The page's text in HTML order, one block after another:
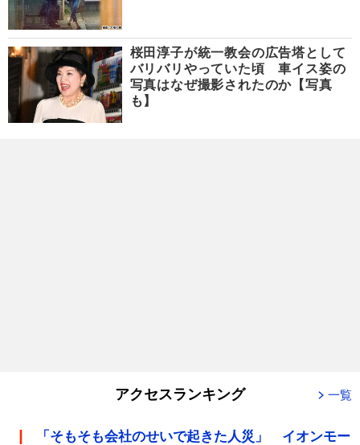
桜田淳子が統一教会の広告塔として
バリバリやっていた頃 車イス姿の
写真はなぜ撮影されたのか【写真
も】
アクセスランキング 一覧
「そもそも会社のせいで起きた人災」 イオンモー